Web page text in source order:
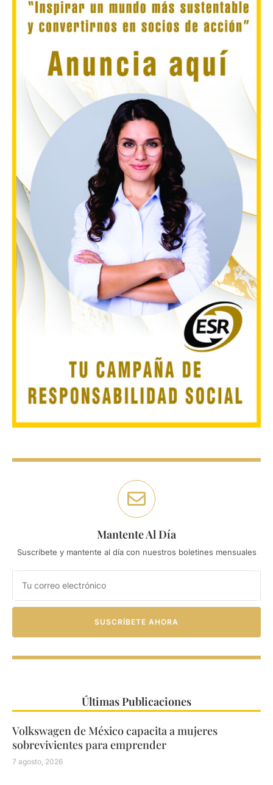
Mantente Al Día
Suscríbete y mantente al día con nuestros boletines mensuales
SUSCRÍBETE AHORA
Últimas Publicaciones
Volkswagen de México capacita a mujeres
sobrevivientes para emprender
7 agosto, 2026